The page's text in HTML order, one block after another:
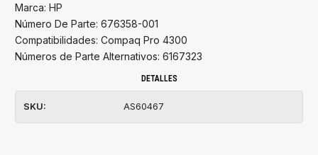
Marca: HP
Número De Parte: 676358-001
Compatibilidades: Compaq Pro 4300
Números de Parte Alternativos: 6167323
DETALLES
SKU: AS60467